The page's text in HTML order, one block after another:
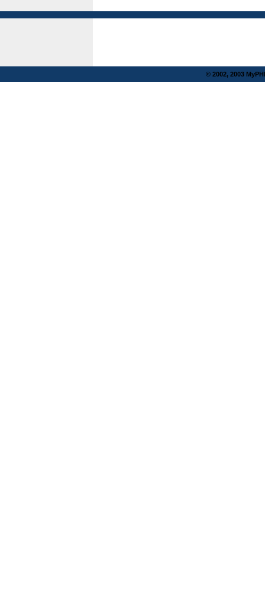
© 2002, 2003